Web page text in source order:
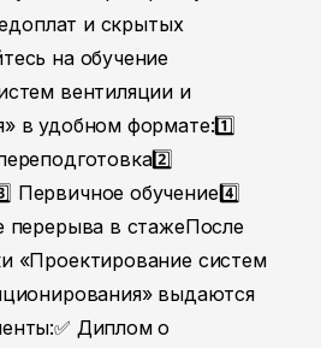
и скрытых
на обучение
вентиляции и
в удобном формате:1️⃣
Первичное обучение4️⃣
перерыва в стажеПосле
«Проектирование систем
выдаются
Диплом о